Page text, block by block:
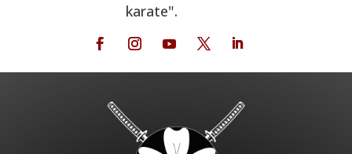
karate".